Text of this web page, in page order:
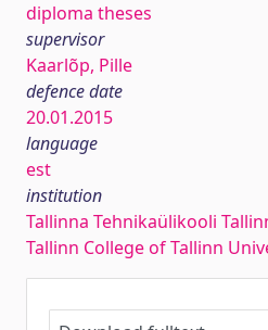
diploma theses
supervisor
Kaarlõp, Pille
defence date
20.01.2015
language
est
institution
Tallinna Tehnikaülikooli
Tallinn College of Tallinn